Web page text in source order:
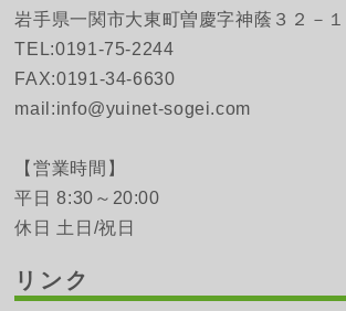
岩手県一関市大東町曽慶字神蔭３２－１
TEL:0191-75-2244
FAX:0191-34-6630
mail:info@yuinet-sogei.com
【営業時間】
平日 8:30～20:00
休日 土日/祝日
リンク